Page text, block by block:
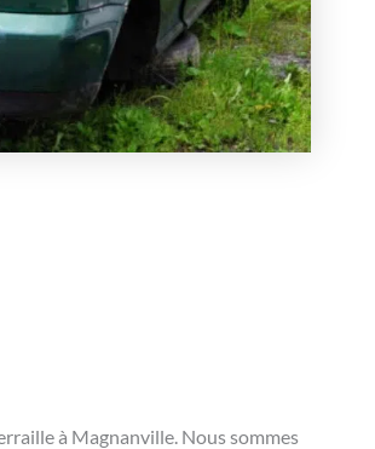
à Magnanville. Nous sommes